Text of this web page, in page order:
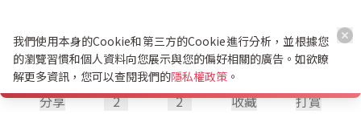
分享 2 2 收藏 打賞
我們使用本身的Cookie和第三方的Cookie進行分析，並根據您
的瀏覽習慣和個人資料向您展示與您的偏好相關的廣告。如欲瞭
解更多資訊，您可以查閱我們的隱私權政策 。